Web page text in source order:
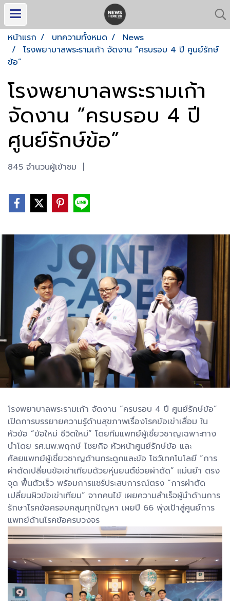
หน้าแรก บทความทั้งหมด
News
โรงพยาบาลพระรามเก้า จัดงาน “ครบรอบ 4 ปี ศูนย์รักษ์
ข้อ”
โรงพยาบาลพระรามเก้า
จัดงาน “ครบรอบ 4 ปี
ศูนย์รักษ์ข้อ”
845 จำนวนผู้เข้าชม |
โรงพยาบาลพระรามเก้า จัดงาน “ครบรอบ 4 ปี ศูนย์รักษ์ข้อ”
เปิดการบรรยายความรู้ด้านสุขภาพเรื่องโรคข้อเข่าเสื่อม ใน
หัวข้อ “ข้อใหม่ ชีวิตใหม่” โดยทีมแพทย์ผู้เชี่ยวชาญเฉพาะทาง
นำโดย รศ.นพ.พฤกษ์ ไชยกิจ หัวหน้าศูนย์รักษ์ข้อ และ
ศัลยแพทย์ผู้เชี่ยวชาญด้านกระดูกและข้อ โชว์เทคโนโลยี “การ
ผ่าตัดเปลี่ยนข้อเข่าเทียมด้วยหุ่นยนต์ช่วยผ่าตัด” แม่นยำ ตรง
จุด ฟื้นตัวเร็ว พร้อมการแชร์ประสบการณ์ตรง “การผ่าตัด
เปลี่ยนผิวข้อเข่าเทียม” จากคนไข้ เผยความสำเร็จผู้นำด้านการ
รักษาโรคข้อครอบคลุมทุกปัญหา เผยปี 66 พุ่งเป้าสู่ศูนย์การ
แพทย์ด้านโรคข้อครบวงจร